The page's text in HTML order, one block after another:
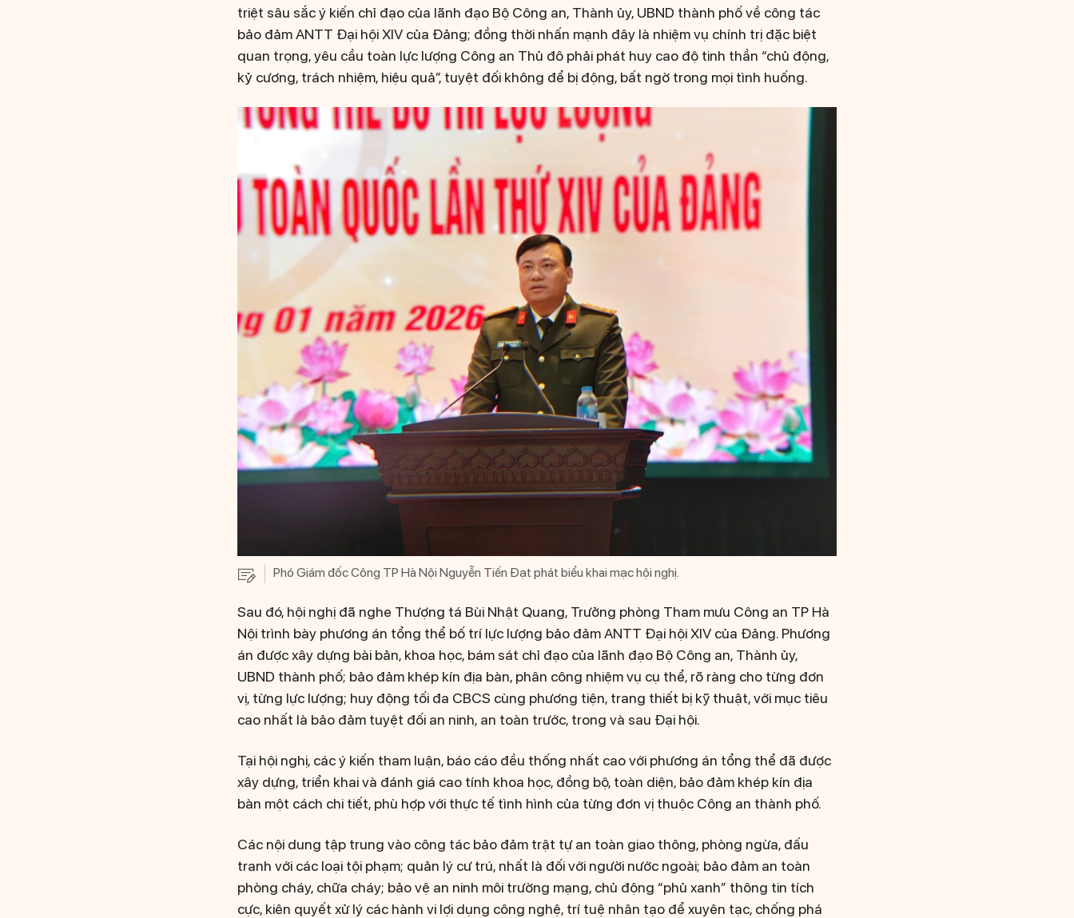
triệt sâu sắc ý kiến chỉ đạo của lãnh đạo Bộ Công an, Thành ủy, UBND thành phố về công tác
bảo đảm ANTT Đại hội XIV của Đảng; đồng thời nhấn mạnh đây là nhiệm vụ chính trị đặc biệt
quan trọng, yêu cầu toàn lực lượng Công an Thủ đô phải phát huy cao độ tinh thần “chủ động,
kỷ cương, trách nhiệm, hiệu quả”, tuyệt đối không để bị động, bất ngờ trong mọi tình huống.
Phó Giám đốc Công TP Hà Nội Nguyễn Tiến Đạt phát biểu khai mạc hội nghị.
Sau đó, hội nghị đã nghe Thượng tá Bùi Nhật Quang, Trưởng phòng Tham mưu Công an TP Hà
Nội trình bày phương án tổng thể bố trí lực lượng bảo đảm ANTT Đại hội XIV của Đảng. Phương
án được xây dựng bài bản, khoa học, bám sát chỉ đạo của lãnh đạo Bộ Công an, Thành ủy,
UBND thành phố; bảo đảm khép kín địa bàn, phân công nhiệm vụ cụ thể, rõ ràng cho từng đơn
vị, từng lực lượng; huy động tối đa CBCS cùng phương tiện, trang thiết bị kỹ thuật, với mục tiêu
cao nhất là bảo đảm tuyệt đối an ninh, an toàn trước, trong và sau Đại hội.
Tại hội nghị, các ý kiến tham luận, báo cáo đều thống nhất cao với phương án tổng thể đã được
xây dựng, triển khai và đánh giá cao tính khoa học, đồng bộ, toàn diện, bảo đảm khép kín địa
bàn một cách chi tiết, phù hợp với thực tế tình hình của từng đơn vị thuộc Công an thành phố.
Các nội dung tập trung vào công tác bảo đảm trật tự an toàn giao thông, phòng ngừa, đấu
tranh với các loại tội phạm; quản lý cư trú, nhất là đối với người nước ngoài; bảo đảm an toàn
phòng cháy, chữa cháy; bảo vệ an ninh môi trường mạng, chủ động “phủ xanh” thông tin tích
cực, kiên quyết xử lý các hành vi lợi dụng công nghệ, trí tuệ nhân tạo để xuyên tạc, chống phá